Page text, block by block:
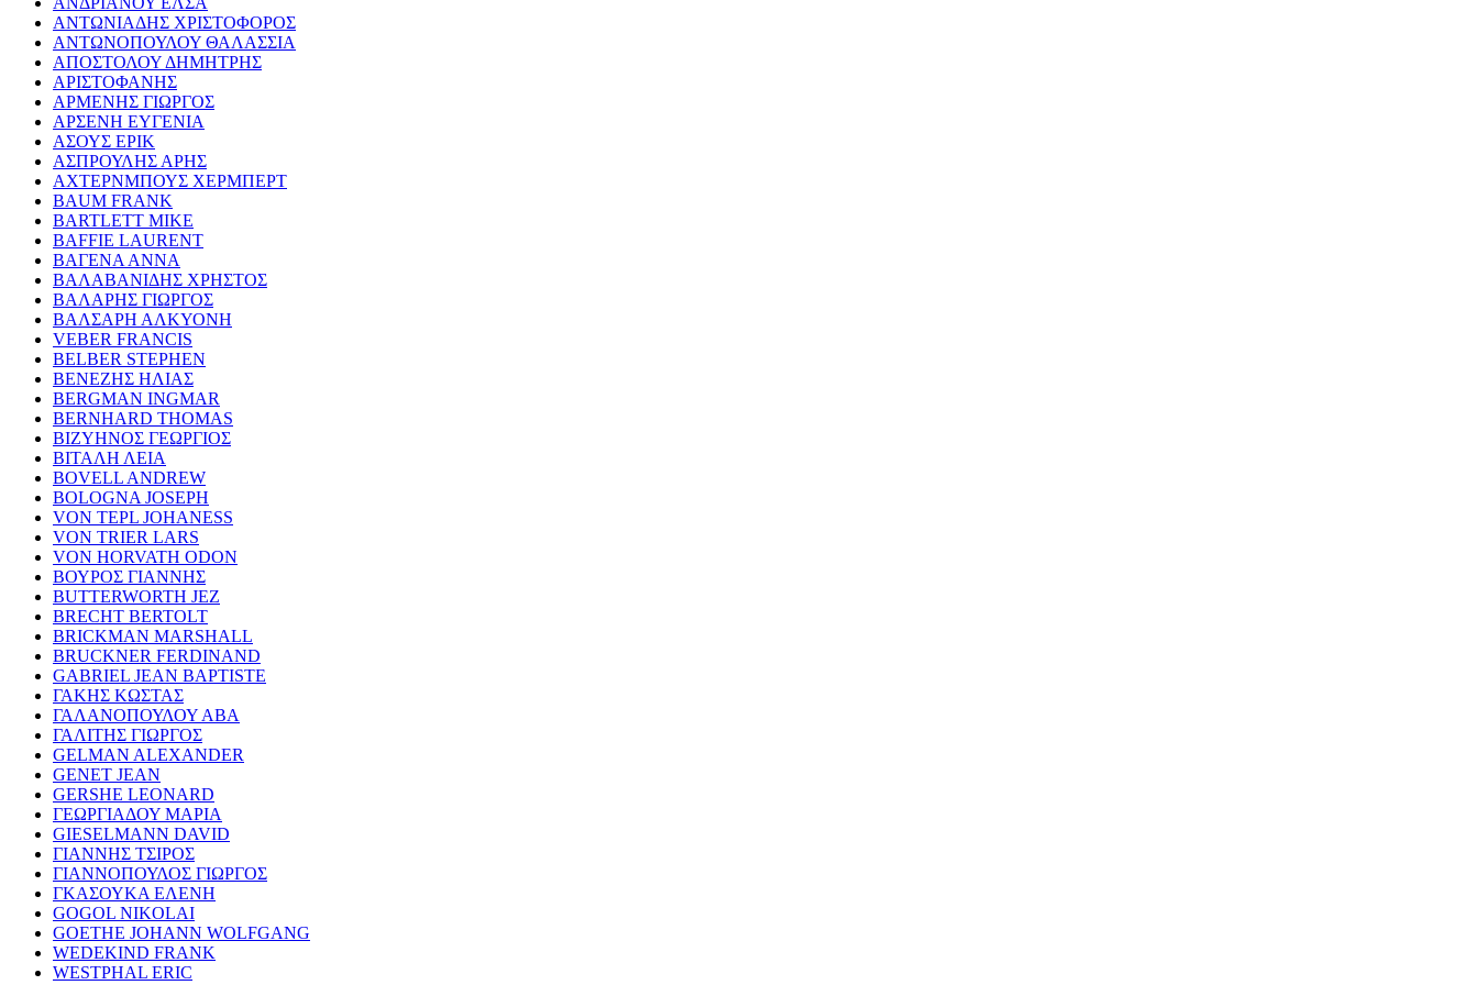
ΑΝΤΩΝΙΑΔΗΣ ΧΡΙΣΤΟΦΟΡΟΣ
ΑΝΤΩΝΟΠΟΥΛΟΥ ΘΑΛΑΣΣΙΑ
ΑΠΟΣΤΟΛΟΥ ΔΗΜΗΤΡΗΣ
ΑΡΙΣΤΟΦΑΝΗΣ
ΑΡΜΕΝΗΣ ΓΙΩΡΓΟΣ
ΑΡΣΕΝΗ ΕΥΓΕΝΙΑ
ΑΣΟΥΣ ΕΡΙΚ
ΑΣΠΡΟΥΛΗΣ ΑΡΗΣ
ΑΧΤΕΡΝΜΠΟΥΣ ΧΕΡΜΠΕΡΤ
BAUM FRANK
BARTLETT MIKE
BAFFIE LAURENT
ΒΑΓΕΝΑ ΑΝΝΑ
ΒΑΛΑΒΑΝΙΔΗΣ ΧΡΗΣΤΟΣ
ΒΑΛΑΡΗΣ ΓΙΩΡΓΟΣ
ΒΑΛΣΑΡΗ ΑΛΚΥΟΝΗ
VEBER FRANCIS
BELBER STEPHEN
ΒΕΝΕΖΗΣ ΗΛΙΑΣ
BERGMAN INGMAR
BERNHARD THOMAS
ΒΙΖΥΗΝΟΣ ΓΕΩΡΓΙΟΣ
ΒΙΤΑΛΗ ΛΕΙΑ
BOVELL ANDREW
BOLOGNA JOSEPH
VON TEPL JOHANESS
VON TRIER LARS
VON HORVATH ODON
ΒΟΥΡΟΣ ΓΙΑΝΝΗΣ
BUTTERWORTH JEZ
BRECHT BERTOLT
BRICKMAN MARSHALL
BRUCKNER FERDINAND
GABRIEL JEAN BAPTISTE
ΓΑΚΗΣ ΚΩΣΤΑΣ
ΓΑΛΑΝΟΠΟΥΛΟΥ ΑΒΑ
ΓΑΛΙΤΗΣ ΓΙΩΡΓΟΣ
GELMAN ALEXANDER
GENET JEAN
GERSHE LEONARD
ΓΕΩΡΓΙΑΔΟΥ ΜΑΡΙΑ
GIESELMANN DAVID
ΓΙΑΝΝΗΣ ΤΣΙΡΟΣ
ΓΙΑΝΝΟΠΟΥΛΟΣ ΓΙΩΡΓΟΣ
ΓΚΑΣΟΥΚΑ ΕΛΕΝΗ
GOGOL NIKOLAI
GOETHE JOHANN WOLFGANG
WEDEKIND FRANK
WESTPHAL ERIC